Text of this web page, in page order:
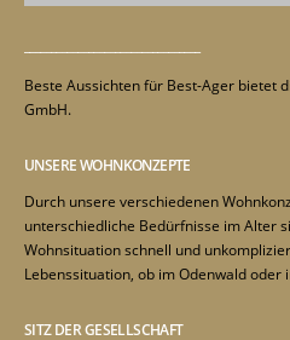
Beste Aussichten für Best-Ager bietet
GmbH.
UNSERE WOHNKONZEPTE
Durch unsere verschiedenen
unterschiedliche Bedürfnisse im Alter
Wohnsituation schnell und
Lebenssituation, ob im Odenwald oder
SITZ DER GESELLSCHAFT